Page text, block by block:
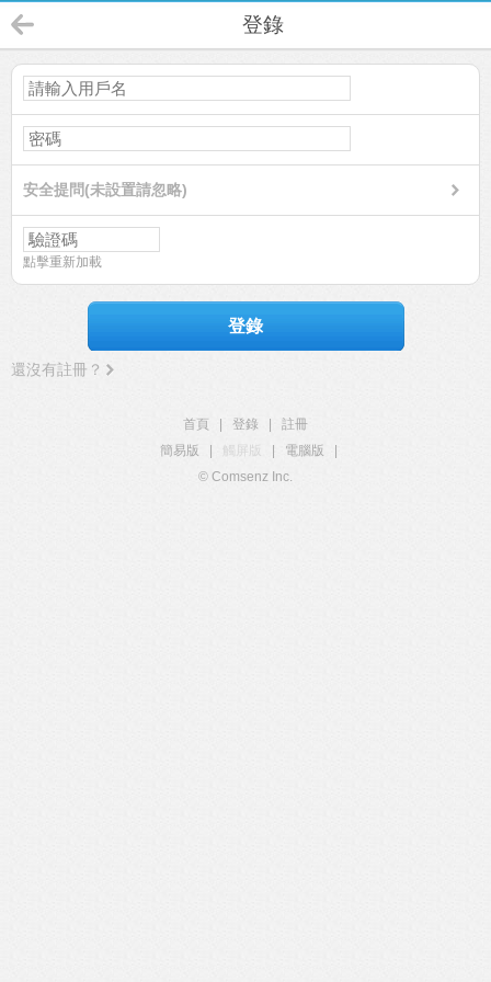
登錄
安全提問(未設置請忽略)
點擊重新加載
登錄
還沒有註冊？
首頁 登錄
註冊
簡易版
觸屏版 電腦版
© Comsenz Inc.